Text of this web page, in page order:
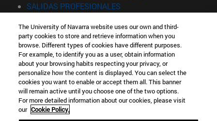
SALIDAS PROFESIONALES
Información
TFNO +34 943 21 98 77
¿QUÉ GRADO TE INTERESA?
¿QUÉ MÁSTER TE INTERESA?
© Universidad de Navarra
Información legal
Accesibilidad
The University of Navarra website uses our own and third-
party cookies to store and retrieve information when you
browse. Different types of cookies have different purposes.
For example, to identify you as a user, obtain information
about your browsing habits respecting your privacy, or
personalize how the content is displayed. You can select the
cookies you want to enable or accept them all. This banner
will remain active until you choose one of the two options.
For more detailed information about our cookies, please visit
our Cookie Policy.